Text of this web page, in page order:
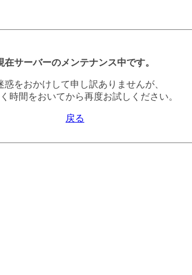
在サーバーのメンテナンス中です。
惑をおかけして申し訳ありませんが、
時間をおいてから再度お試しください。
戻る